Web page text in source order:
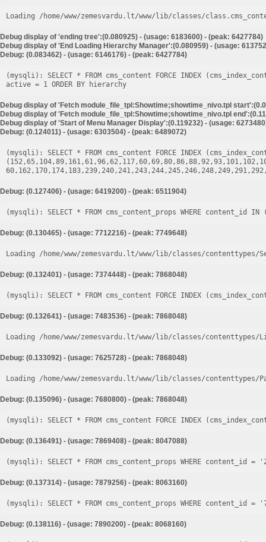
Loading /home/www/zemesvardu.lt/www/lib/classes/
Debug display of 'ending tree':(0.080925) - (usage: 6183600) - (peak: 6427784)
Debug display of 'End Loading Hierarchy Manager':(0.080959) - (usage:
Debug: (0.083462) - (usage: 6146176) - (peak: 6427784)
(mysqli): SELECT * FROM cms_content FORCE INDEX
Debug display of 'Fetch module_file_tpl:Showtime;showtime_nivo.tpl
Debug display of 'Fetch module_file_tpl:Showtime;showtime_nivo.tpl
Debug display of 'Start of Menu Manager Display':(0.119232) - (usage:
Debug: (0.124011) - (usage: 6303504) - (peak: 6489072)
(mysqli): SELECT * FROM cms_content FORCE INDEX
Debug: (0.127406) - (usage: 6419200) - (peak: 6511904)
Debug: (0.130465) - (usage: 7712216) - (peak: 7749648)
Loading /home/www/zemesvardu.lt/www/lib/classes/
Debug: (0.132401) - (usage: 7374448) - (peak: 7868048)
Debug: (0.132641) - (usage: 7483536) - (peak: 7868048)
Loading /home/www/zemesvardu.lt/www/lib/classes/
Debug: (0.133092) - (usage: 7625728) - (peak: 7868048)
Loading /home/www/zemesvardu.lt/www/lib/classes/
Debug: (0.135096) - (usage: 7680800) - (peak: 7868048)
Debug: (0.136491) - (usage: 7869408) - (peak: 8047088)
Debug: (0.137314) - (usage: 7879256) - (peak: 8063160)
Debug: (0.138116) - (usage: 7890200) - (peak: 8068160)